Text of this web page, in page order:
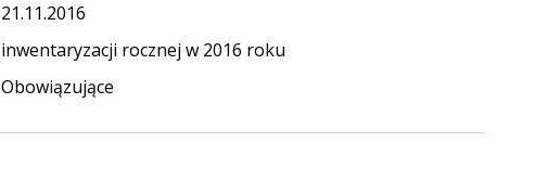
21.11.2016
inwentaryzacji rocznej w 2016 roku
Obowiązujące